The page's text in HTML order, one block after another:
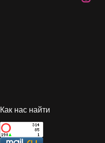
Как нас найти